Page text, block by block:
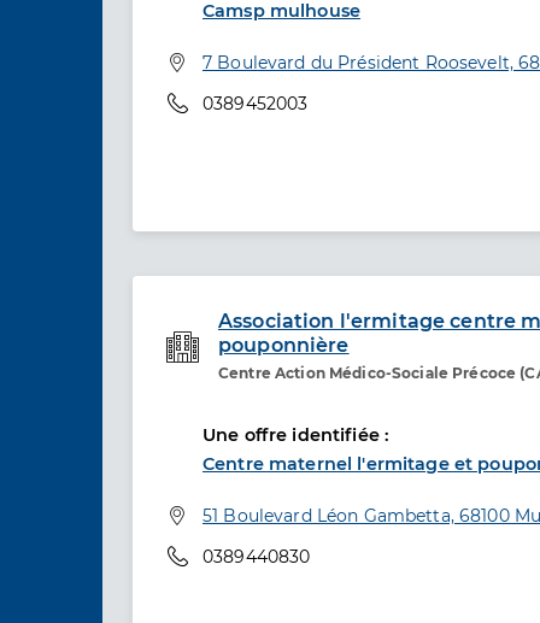
Camsp mulhouse
Adresse
7 Boulevard du Président Roosevelt,
Téléphone
0389452003
Association l'ermitage centre
pouponnière
Centre Action Médico-Sociale Précoce
Etablissement de soins
Une offre identifiée :
Centre maternel l'ermitage et
Adresse
51 Boulevard Léon Gambetta, 68100
Téléphone
0389440830